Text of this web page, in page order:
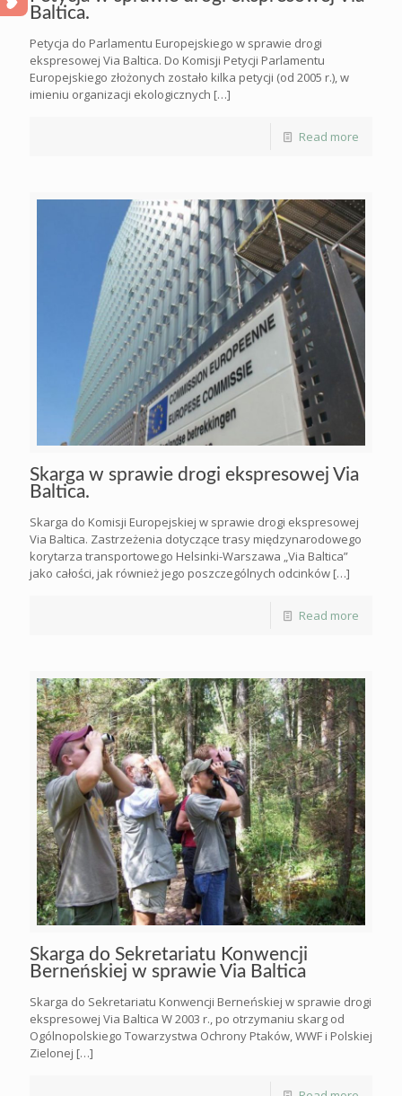
Baltica.
Petycja do Parlamentu Europejskiego w sprawie drogi
ekspresowej Via Baltica. Do Komisji Petycji Parlamentu
Europejskiego złożonych zostało kilka petycji (od 2005 r.), w
imieniu organizacji ekologicznych […]
Read more
Skarga w sprawie drogi ekspresowej Via
Baltica.
Skarga do Komisji Europejskiej w sprawie drogi ekspresowej
Via Baltica. Zastrzeżenia dotyczące trasy międzynarodowego
korytarza transportowego Helsinki-Warszawa „Via Baltica”
jako całości, jak również jego poszczególnych odcinków […]
Read more
Skarga do Sekretariatu Konwencji
Berneńskiej w sprawie Via Baltica
Skarga do Sekretariatu Konwencji Berneńskiej w sprawie drogi
ekspresowej Via Baltica W 2003 r., po otrzymaniu skarg od
Ogólnopolskiego Towarzystwa Ochrony Ptaków, WWF i Polskiej
Zielonej […]